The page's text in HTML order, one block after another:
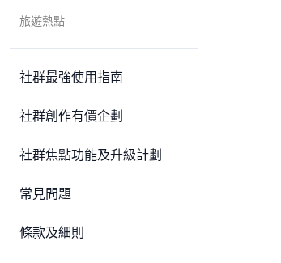
旅遊熱點
社群最強使用指南
社群創作有價企劃
社群焦點功能及升級計劃
常見問題
條款及細則